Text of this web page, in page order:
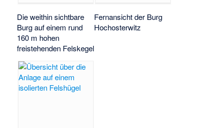
Die weithin sichtbare
Burg auf einem rund
160 m hohen
freistehenden Felskegel
Fernansicht der Burg
Hochosterwitz